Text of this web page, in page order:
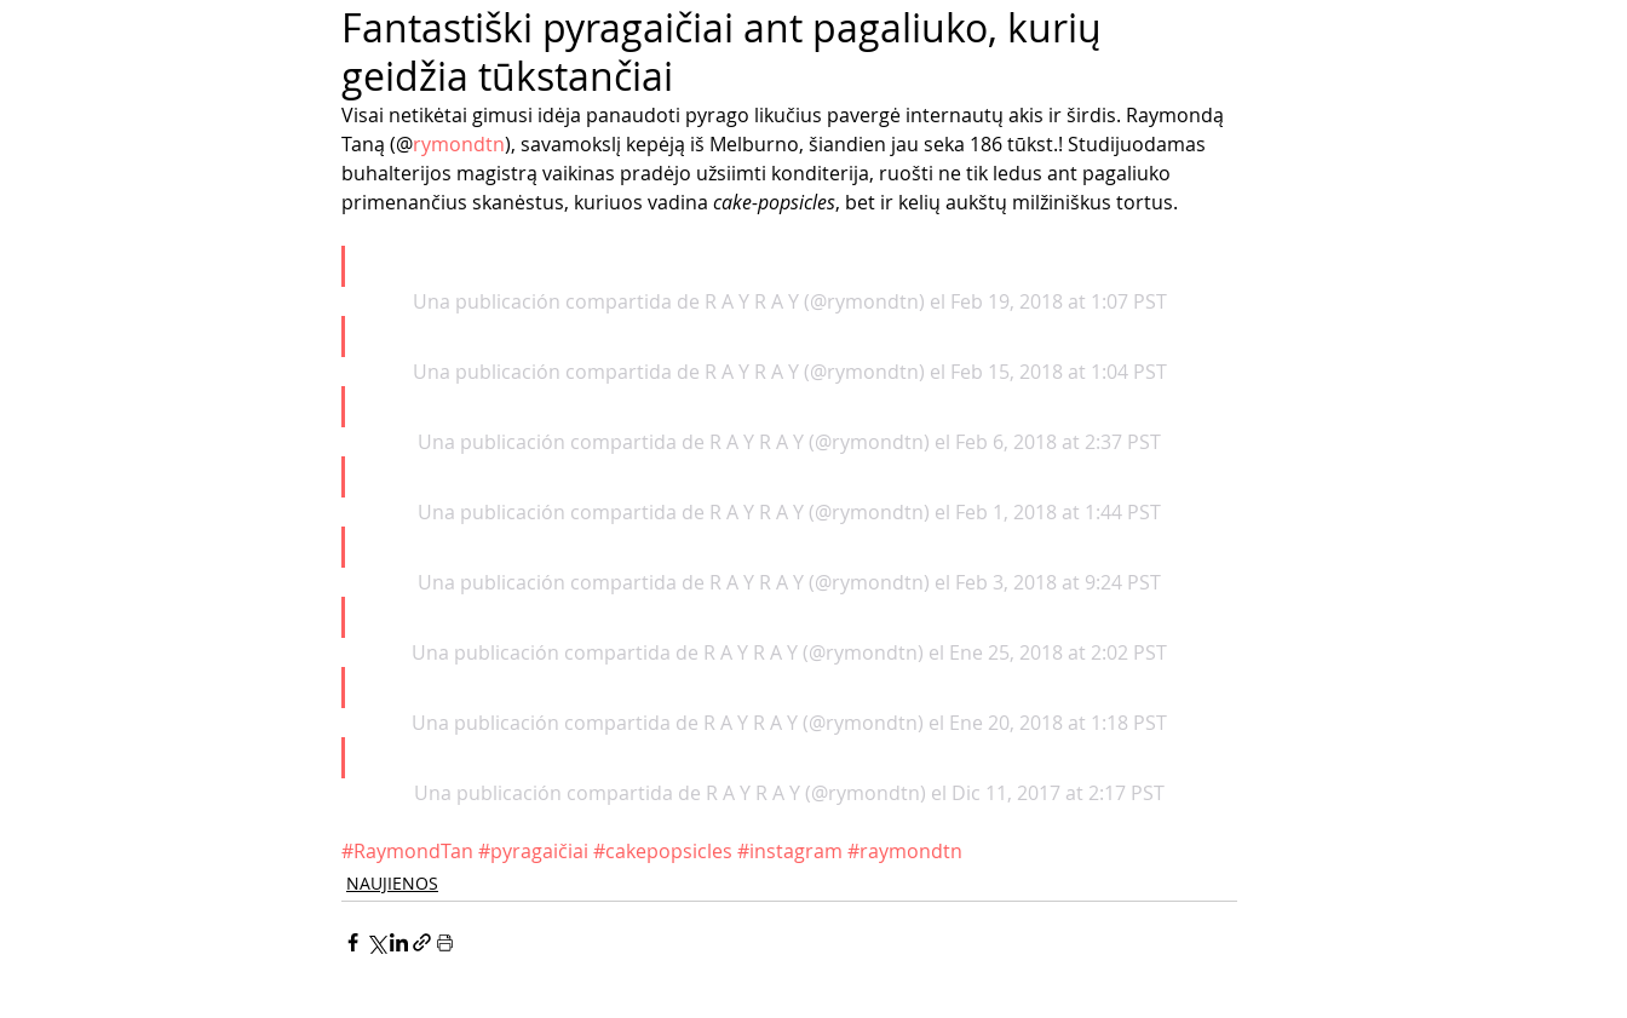
Fantastiški pyragaičiai ant pagaliuko, kurių
geidžia tūkstančiai
Visai netikėtai gimusi idėja panaudoti pyrago likučius pavergė internautų akis ir širdis. Raymondą
Taną (@rymondtn), savamokslį kepėją iš Melburno, šiandien jau seka 186 tūkst.! Studijuodamas
buhalterijos magistrą vaikinas pradėjo užsiimti konditerija, ruošti ne tik ledus ant pagaliuko
primenančius skanėstus, kuriuos vadina cake-popsicles, bet ir kelių aukštų milžiniškus tortus.
Una publicación compartida de R A Y R A Y (@rymondtn) el Feb 19, 2018 at 1:07 PST
Una publicación compartida de R A Y R A Y (@rymondtn) el Feb 15, 2018 at 1:04 PST
Una publicación compartida de R A Y R A Y (@rymondtn) el Feb 6, 2018 at 2:37 PST
Una publicación compartida de R A Y R A Y (@rymondtn) el Feb 1, 2018 at 1:44 PST
Una publicación compartida de R A Y R A Y (@rymondtn) el Feb 3, 2018 at 9:24 PST
Una publicación compartida de R A Y R A Y (@rymondtn) el Ene 25, 2018 at 2:02 PST
Una publicación compartida de R A Y R A Y (@rymondtn) el Ene 20, 2018 at 1:18 PST
Una publicación compartida de R A Y R A Y (@rymondtn) el Dic 11, 2017 at 2:17 PST
#RaymondTan #pyragaičiai #cakepopsicles #instagram #raymondtn
NAUJIENOS